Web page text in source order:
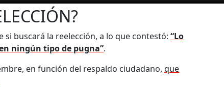
buscará la reelección, a lo que contestó: “Lo
ningún tipo de pugna”.
en función del respaldo ciudadano, que